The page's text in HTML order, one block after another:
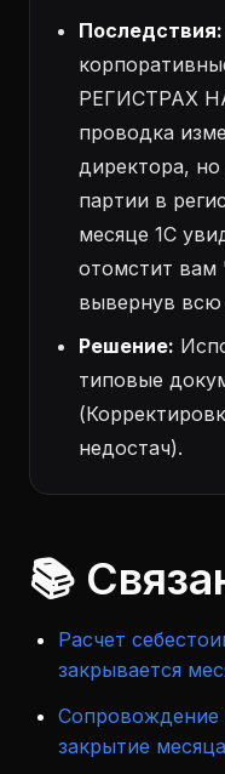
Последствия:
РЕГИСТРАХ
проводка
директора,
партии в
месяце 1С
отомстит вам
вывернув всю
Решение:
типовые
недостач).
📚
Расчет
закрывается
Сопровождение
закрытие